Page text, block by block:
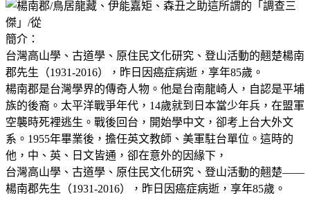
簡介：
台灣高山學、古道學、原住民文化研究、登山活動的翹楚楊南
郡先生（1931-2016），昨日因癌症病逝，享年85歲。
楊南郡是台灣學界的傳奇人物。他是台南龍崎人，自認是平埔
族的後裔。太平洋戰爭年代，14歲就到日本當少年兵，在盟軍
空襲時死裡逃生。戰後回台，開始學中文，卻考上台大外文
系。1955年畢業後，擔任英文教師、美軍駐台單位。這時的
他，中、英、日文皆通，卻在意外的因緣下，
台灣高山學、古道學、原住民文化研究、登山活動的翹楚——
楊南郡先生（1931-2016），昨日因癌症病逝，享年85歲。